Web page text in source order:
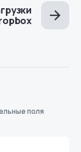
поля